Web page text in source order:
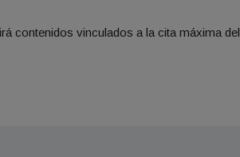
contenidos vinculados a la cita máxima del